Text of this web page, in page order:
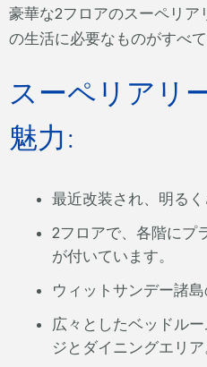
豪華な2フロアのスーペリ
の生活に必要なものがすべ
スーペリアリ
魅力:
最近改装され、明る
2フロアで、各階にプ
が付いています。
ウィットサンデー諸
広々としたベッドル
ジとダイニングエリ